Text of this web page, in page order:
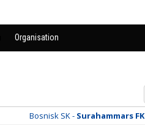
Organisation
Bosnisk SK - Surahammars FK